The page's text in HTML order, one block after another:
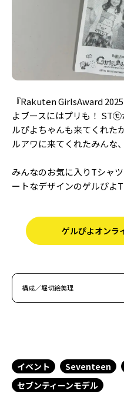
『Rakuten GirlsAward
よブースにはプリも！ ST
ルぴよちゃんも来てくれ
ルアワに来てくれたみんな
みんなのお気に入りTシャ
ートなデザインのゲルぴよ
ゲルぴよオンラ
構成／堀切絵美理
イベント Seventeen
セブンティーンモデル